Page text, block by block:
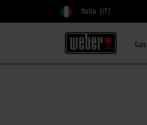
Scegli paese
Italia (IT)
Gas